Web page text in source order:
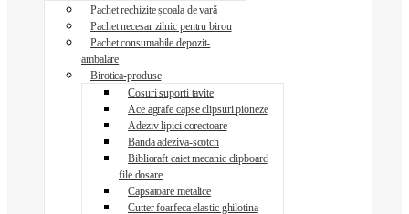
Pachet rechizite școala de vară
Pachet necesar zilnic pentru birou
Pachet consumabile depozit-
ambalare
Birotica-produse
Cosuri suporti tavite
Ace agrafe capse clipsuri pioneze
Adeziv lipici corectoare
Banda adeziva-scotch
Biblioraft caiet mecanic clipboard
file dosare
Capsatoare metalice
Cutter foarfeca elastic ghilotina